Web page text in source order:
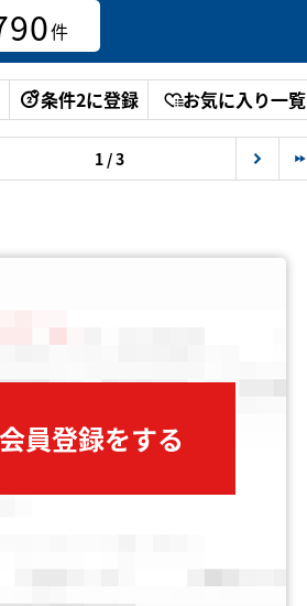
件
条件2に登録 お気に入り一覧
1 / 3
員登録をする